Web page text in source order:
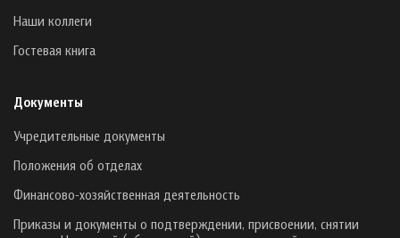
Наши коллеги
Гостевая книга
Документы
Учредительные документы
Положения об отделах
Финансово-хозяйственная деятельность
Приказы и документы о подтверждении, присвоении, снятии